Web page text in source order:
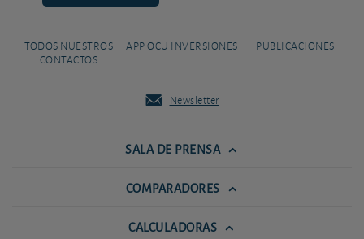
TODOS NUESTROS
CONTACTOS
APP OCU INVERSIONES PUBLICACIONES
Newsletter
SALA DE PRENSA
COMPARADORES
CALCULADORAS